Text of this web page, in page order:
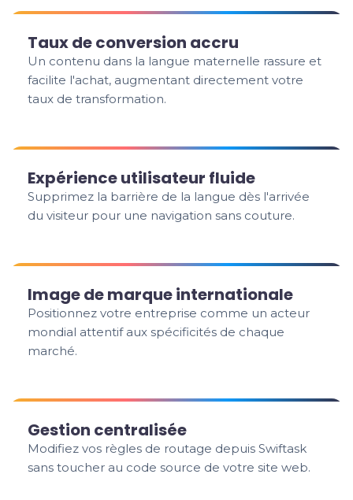
Taux de conversion accru
Un contenu dans la langue maternelle rassure et
facilite l'achat, augmentant directement votre
taux de transformation.
Expérience utilisateur fluide
Supprimez la barrière de la langue dès l'arrivée
du visiteur pour une navigation sans couture.
Image de marque internationale
Positionnez votre entreprise comme un acteur
mondial attentif aux spécificités de chaque
marché.
Gestion centralisée
Modifiez vos règles de routage depuis Swiftask
sans toucher au code source de votre site web.